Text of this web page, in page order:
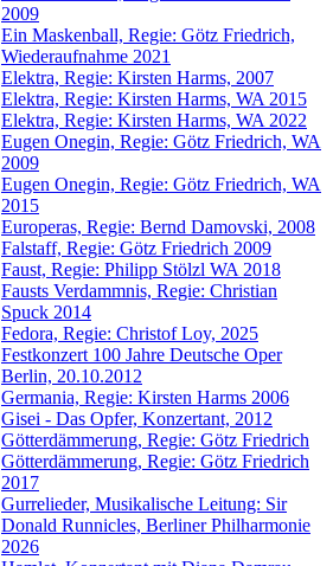
2009
Ein Maskenball, Regie: Götz Friedrich,
Wiederaufnahme 2021
Elektra, Regie: Kirsten Harms, 2007
Elektra, Regie: Kirsten Harms, WA 2015
Elektra, Regie: Kirsten Harms, WA 2022
Eugen Onegin, Regie: Götz Friedrich, WA
2009
Eugen Onegin, Regie: Götz Friedrich, WA
2015
Europeras, Regie: Bernd Damovski, 2008
Falstaff, Regie: Götz Friedrich 2009
Faust, Regie: Philipp Stölzl WA 2018
Fausts Verdammnis, Regie: Christian
Spuck 2014
Fedora, Regie: Christof Loy, 2025
Festkonzert 100 Jahre Deutsche Oper
Berlin, 20.10.2012
Germania, Regie: Kirsten Harms 2006
Gisei - Das Opfer, Konzertant, 2012
Götterdämmerung, Regie: Götz Friedrich
Götterdämmerung, Regie: Götz Friedrich
2017
Gurrelieder, Musikalische Leitung: Sir
Donald Runnicles, Berliner Philharmonie
2026